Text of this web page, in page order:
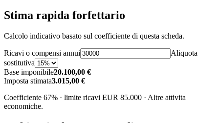
Stima rapida forfettario
Calcolo indicativo basato sul coefficiente di questa scheda.
Ricavi o compensi annui
Aliquota
sostitutiva
Base imponibile20.100,00 €
Imposta stimata3.015,00 €
Coefficiente 67% · limite ricavi EUR 85.000 · Altre attivita
economiche.